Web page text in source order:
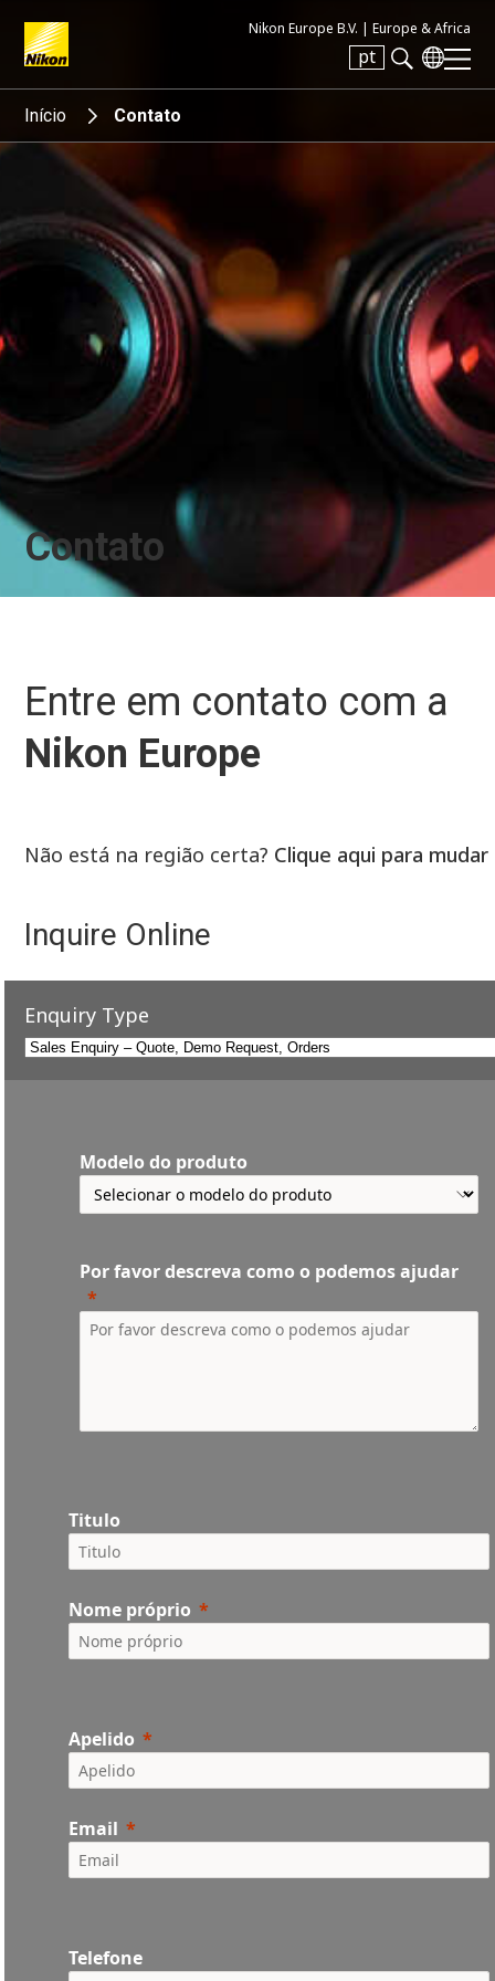
Nikon Europe B.V. | Europe & Africa
pt
Search keyword(s)
Início Contato
Contato
Entre em contato com a
Nikon Europe
Não está na região certa? Clique aqui para mudar
Inquire Online
Enquiry Type
Modelo do produto
Por favor descreva como o podemos ajudar
Titulo
Nome próprio
Apelido
Email
Telefone